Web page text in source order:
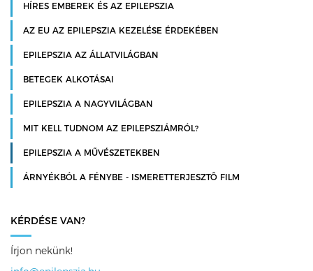
HÍRES EMBEREK ÉS AZ EPILEPSZIA
AZ EU AZ EPILEPSZIA KEZELÉSE ÉRDEKÉBEN
EPILEPSZIA AZ ÁLLATVILÁGBAN
BETEGEK ALKOTÁSAI
EPILEPSZIA A NAGYVILÁGBAN
MIT KELL TUDNOM AZ EPILEPSZIÁMRÓL?
EPILEPSZIA A MŰVÉSZETEKBEN
ÁRNYÉKBÓL A FÉNYBE - ISMERETTERJESZTŐ FILM
KÉRDÉSE VAN?
Írjon nekünk!